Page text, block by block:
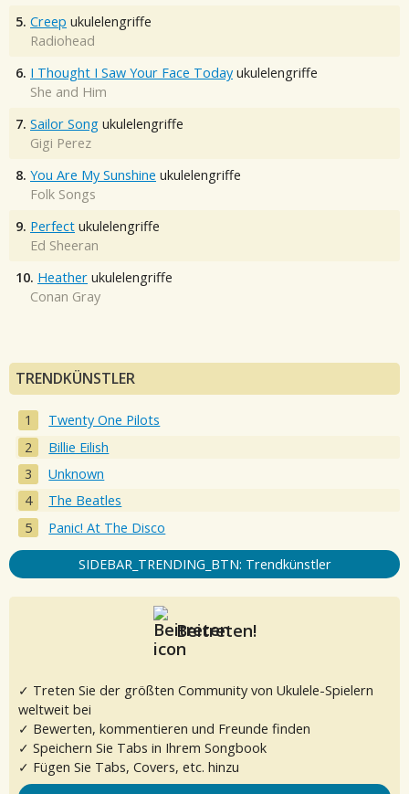
5. Creep ukulelengriffe
Radiohead
6. I Thought I Saw Your Face Today ukulelengriffe
She and Him
7. Sailor Song ukulelengriffe
Gigi Perez
8. You Are My Sunshine ukulelengriffe
Folk Songs
9. Perfect ukulelengriffe
Ed Sheeran
10. Heather ukulelengriffe
Conan Gray
TRENDKÜNSTLER
Twenty One Pilots
Billie Eilish
Unknown
The Beatles
Panic! At The Disco
SIDEBAR_TRENDING_BTN: Trendkünstler
Beitreten!
✓ Treten Sie der größten Community von Ukulele-Spielern
weltweit bei
✓ Bewerten, kommentieren und Freunde finden
✓ Speichern Sie Tabs in Ihrem Songbook
✓ Fügen Sie Tabs, Covers, etc. hinzu